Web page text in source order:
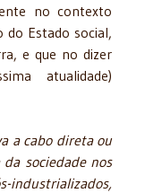
no contexto
do Estado social,
e que no dizer
atualidade)
a cabo direta ou
sociedade nos